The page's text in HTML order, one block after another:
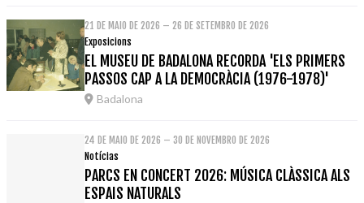
21 DE MAIO DE 2026 – 26 DE SETEMBRO DE 2026
Exposicions
EL MUSEU DE BADALONA RECORDA 'ELS PRIMERS
PASSOS CAP A LA DEMOCRÀCIA (1976-1978)'
Badalona
24 DE MAIO DE 2026 – 30 DE NOVEMBRO DE 2026
Notícias
PARCS EN CONCERT 2026: MÚSICA CLÀSSICA ALS
ESPAIS NATURALS